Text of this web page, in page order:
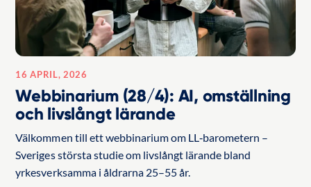
16 APRIL, 2026
Webbinarium (28/4): AI, omställning
och livslångt lärande
Välkommen till ett webbinarium om LL‑barometern –
Sveriges största studie om livslångt lärande bland
yrkesverksamma i åldrarna 25–55 år.